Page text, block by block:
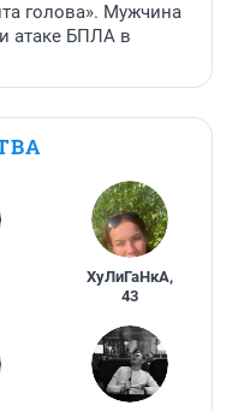
голова». Мужчина
атаке БПЛА в
ХуЛиГаНкА,
43